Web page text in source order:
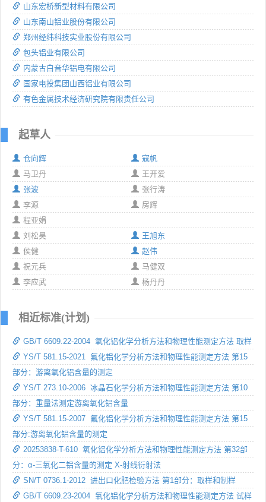
山东宏桥新型材料有限公司
山东南山铝业股份有限公司
郑州经纬科技实业股份有限公司
包头铝业有限公司
内蒙古白音华铝电有限公司
国家电投集团山西铝业有限公司
有色金属技术经济研究院有限责任公司
起草人
仓向辉
寇帆
马卫丹
王开爱
张波
张行涛
李源
房辉
程亚娟
刘松昊
王旭东
侯健
赵伟
祝元兵
马健双
李应武
杨丹丹
相近标准(计划)
GB/T 6609.22-2004 氧化铝化学分析方法和物理性能测定方法 取样
YS/T 581.15-2021 氟化铝化学分析方法和物理性能测定方法 第15
部分：游离氧化铝含量的测定
YS/T 273.10-2006 冰晶石化学分析方法和物理性能测定方法 第10
部分：重量法测定游离氧化铝含量
YS/T 581.15-2007 氟化铝化学分析方法和物理性能测定方法 第15
部分:游离氧化铝含量的测定
20253838-T-610 氧化铝化学分析方法和物理性能测定方法 第32部
分：α-三氧化二铝含量的测定 X-射线衍射法
SN/T 0736.1-2012 进出口化肥检验方法 第1部分：取样和制样
GB/T 6609.23-2004 氧化铝化学分析方法和物理性能测定方法 试样